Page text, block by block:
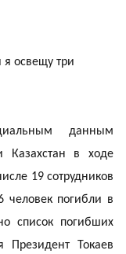
освещу три
данным
Казахстан в ходе
19 сотрудников
человек погибли в
список погибших
Токаев